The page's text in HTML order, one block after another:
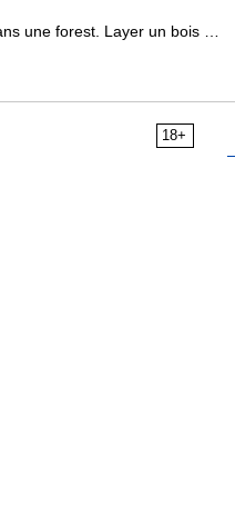
une forest. Layer un bois …
18+